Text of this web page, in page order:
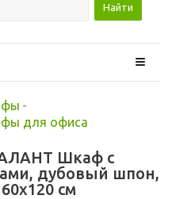
Найти
-
для офиса
Шкаф с
дубовый шпон,
см